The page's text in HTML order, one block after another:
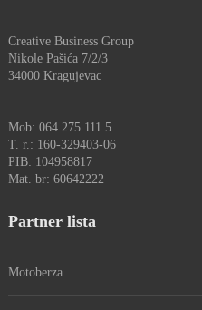
Creative Business Group
Nikole Pašića 7/2/3
34000 Kragujevac
Mob: 064 275 111 5
T. r.: 160-329403-06
PIB: 104958817
Mat. br: 60642222
Partner lista
Motoberza